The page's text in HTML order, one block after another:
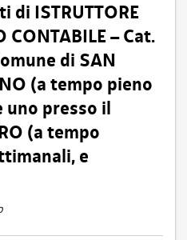
di ISTRUTTORE
– Cat.
di SAN
(a tempo pieno
presso il
(a tempo
e